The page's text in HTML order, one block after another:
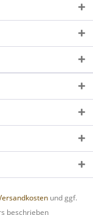
und ggf.
beschrieben